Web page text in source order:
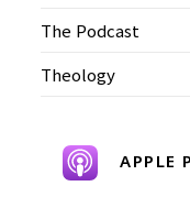
The Podcast
Theology
APPLE